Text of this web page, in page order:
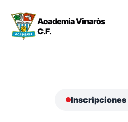
Academia Vinaròs
C.F.
Inscripciones